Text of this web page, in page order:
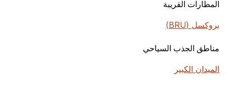
المطارات القريبة
بروكسل (BRU)
مناطق الجذب السياحي
الميدان الكبير